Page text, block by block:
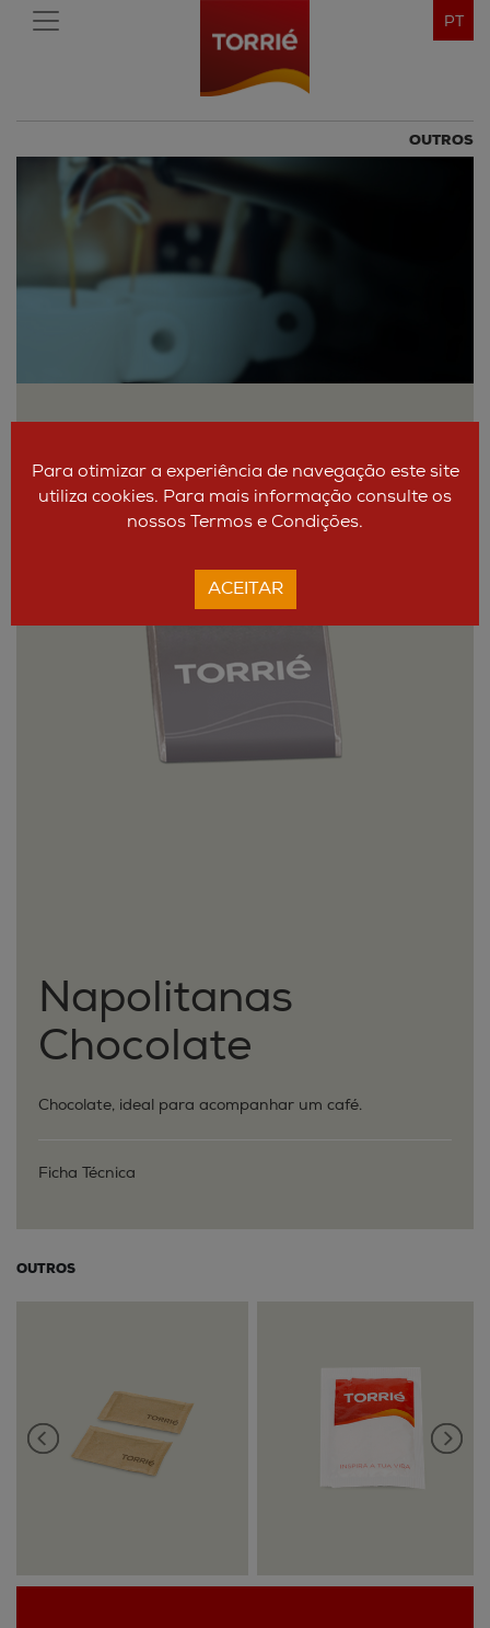
PT
OUTROS
Napolitanas
Chocolate
Chocolate, ideal para acompanhar um café.
Ficha Técnica
OUTROS
Para otimizar a experiência de navegação este site
utiliza cookies. Para mais informação consulte os
nossos Termos e Condições.
ACEITAR